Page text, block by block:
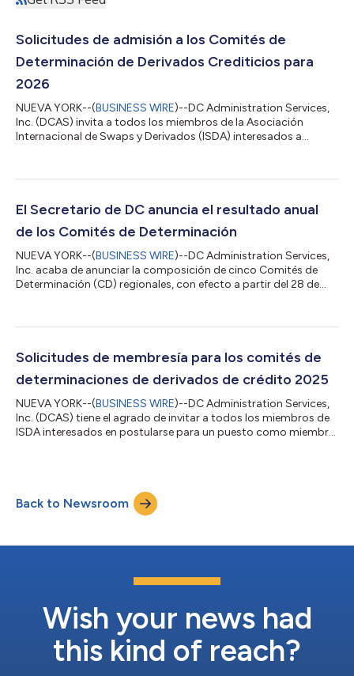
Solicitudes de admisión a los Comités de
Determinación de Derivados Crediticios para
2026
NUEVA YORK--(BUSINESS WIRE)--DC Administration Services,
Inc. (DCAS) invita a todos los miembros de la Asociación
Internacional de Swaps y Derivados (ISDA) interesados a
Determinación independiente para cada una de las regiones
incorporación como Miembros Distribuidores (“dealer”) de los
El Secretario de DC anuncia el resultado anual
de los Comités de Determinación
NUEVA YORK--(BUSINESS WIRE)--DC Administration Services,
Inc. acaba de anunciar la composición de cinco Comités de
Determinación (CD) regionales, con efecto a partir del 28 de
derecho a voto (para todas las regiones): Bank of America, N.A.
Management L.P. BNP Paribas Pacific Investment Management
Solicitudes de membresía para los comités de
determinaciones de derivados de crédito 2025
NUEVA YORK--(BUSINESS WIRE)--DC Administration Services,
Inc. (DCAS) tiene el agrado de invitar a todos los miembros de
ISDA interesados en postularse para un puesto como miembro
membresía como miembro representante de los comités de
determinaciones o miembro no representante de los comités
de determinaciones, según correspo...
Back to Newsroom
Wish your news had
this kind of reach?